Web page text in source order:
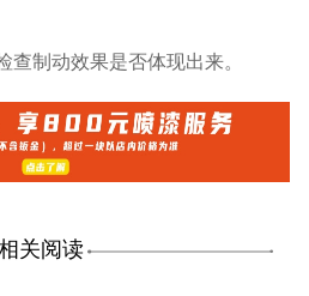
制动效果是否体现出来。
关阅读